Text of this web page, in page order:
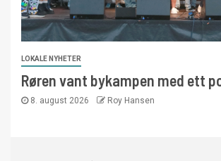
LOKALE NYHETER
Røren vant bykampen med ett
8. august 2026 Roy Hansen